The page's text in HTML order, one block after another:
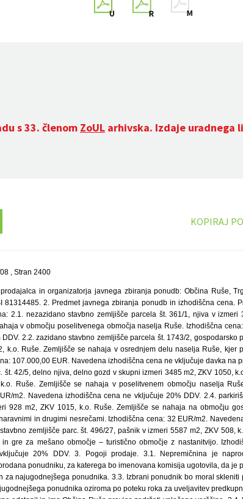
s 33. členom ZoUL arhivska. Izdaje uradnega
KOPIRAJ
, Stran 2400
in organizatorja javnega zbiranja ponudb: Občina Ruše,
81314485. 2. Predmet javnega zbiranja ponudb in izhodiščna cena.
2.1. nezazidano stavbno zemljišče parcela št. 361/1, njiva v izmeri
v območju poselitvenega območja naselja Ruše. Izhodiščna
2.2. zazidano stavbno zemljišče parcela št. 1743/2, gospodarsko
k.o. Ruše. Zemljišče se nahaja v osrednjem delu naselja Ruše, kjer
107.000,00 EUR. Navedena izhodiščna cena ne vključuje davka na
št. 42/5, delno njiva, delno gozd v skupni izmeri 3485 m2, ZKV 1050,
Ruše. Zemljišče se nahaja v poselitvenem območju naselja
m2. Navedena izhodiščna cena ne vključuje 20% DDV. 2.4.
928 m2, ZKV 1015, k.o. Ruše. Zemljišče se nahaja na območju
in drugimi nesrečami. Izhodiščna cena: 32 EUR/m2.
zemljišče parc. št. 496/27, pašnik v izmeri 5587 m2, ZKV 508,
gre za mešano območje – turistično območje z nastanitvijo.
20% DDV. 3. Pogoji prodaje. 3.1. Nepremičnina je
ponudniku, za katerega bo imenovana komisija ugotovila, da je
za najugodnejšega ponudnika. 3.3. Izbrani ponudnik bo moral
ponudnika oziroma po poteku roka za uveljavitev